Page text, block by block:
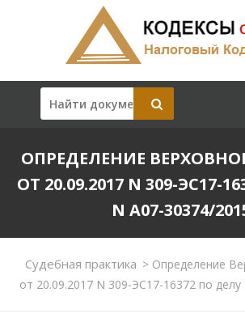
ОПРЕДЕЛЕНИЕ
ОТ 20.09.2017 N 309-ЭС17-
N А07-30374/
Судебная практика >Определение
от 20.09.2017 N 309-ЭС17-16372 по